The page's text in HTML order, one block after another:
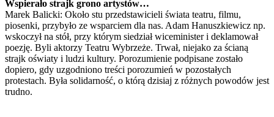
Wspierało strajk grono artystów…
Marek Balicki: Około stu przedstawicieli świata teatru, filmu,
piosenki, przybyło ze wsparciem dla nas. Adam Hanuszkiewicz np.
wskoczył na stół, przy którym siedział wiceminister i deklamował
poezję. Byli aktorzy Teatru Wybrzeże. Trwał, niejako za ścianą
strajk oświaty i ludzi kultury. Porozumienie podpisane zostało
dopiero, gdy uzgodniono treści porozumień w pozostałych
protestach. Była solidarność, o którą dzisiaj z różnych powodów jest
trudno.